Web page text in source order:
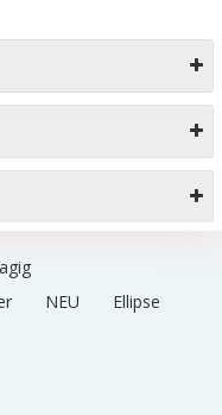
NEU
Ellipse